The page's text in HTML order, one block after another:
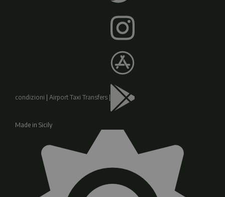
condizioni | Airport Taxi Transfers |
Made in Sicily